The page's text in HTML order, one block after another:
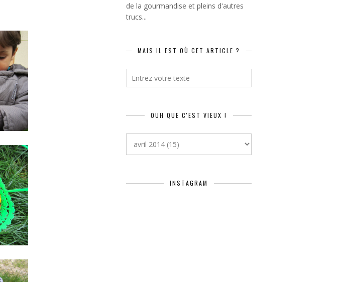
de la gourmandise et pleins d'autres
trucs...
MAIS IL EST OÙ CET ARTICLE ?
OUH QUE C'EST VIEUX !
INSTAGRAM